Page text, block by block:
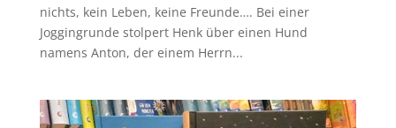
nichts, kein Leben, keine Freunde…. Bei einer
Joggingrunde stolpert Henk über einen Hund
namens Anton, der einem Herrn...